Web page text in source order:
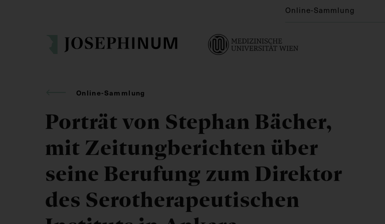
Online-Sammlung
Online-Sammlung
Porträt von Stephan Bächer,
mit Zeitungberichten über
seine Berufung zum Direktor
des Serotherapeutischen